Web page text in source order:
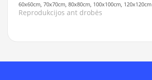
60x60cm, 70x70cm, 80x80cm, 100x100cm, 120x120cm
Reprodukcijos ant drobės